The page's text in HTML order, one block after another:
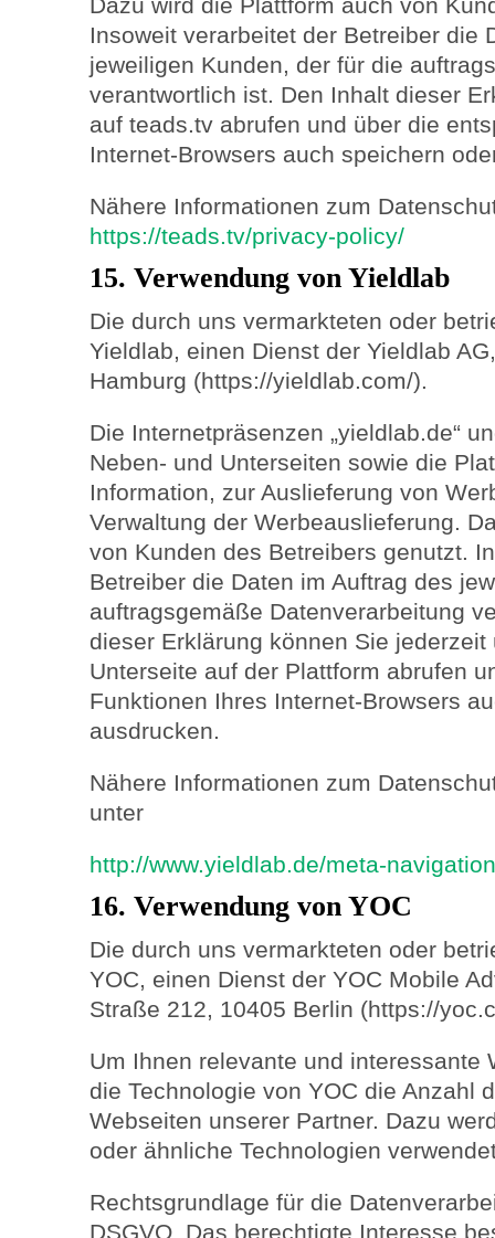
Insoweit verarbeitet der Betreiber die
jeweiligen Kunden, der für die
verantwortlich ist. Den Inhalt dieser
auf teads.tv abrufen und über die
Internet-Browsers auch speichern
Nähere Informationen zum
https://teads.tv/privacy-policy/
15. Verwendung von Yieldlab
Die durch uns vermarkteten oder
Yieldlab, einen Dienst der Yieldlab
Hamburg (https://yieldlab.com/).
Die Internetpräsenzen „yieldlab.de“
Neben- und Unterseiten sowie die
Information, zur Auslieferung von
Verwaltung der Werbeauslieferung.
von Kunden des Betreibers genutzt.
Betreiber die Daten im Auftrag des
auftragsgemäße Datenverarbeitung
dieser Erklärung können Sie
Unterseite auf der Plattform abrufen
Funktionen Ihres Internet-Browsers
ausdrucken.
Nähere Informationen zum
unter
http://www.yieldlab.de/meta-
16. Verwendung von YOC
Die durch uns vermarkteten oder
YOC, einen Dienst der YOC Mobile
Straße 212, 10405 Berlin (https://
Um Ihnen relevante und interessante
die Technologie von YOC die Anzahl
Webseiten unserer Partner. Dazu
oder ähnliche Technologien
Rechtsgrundlage für die
DSGVO. Das berechtigte Interesse